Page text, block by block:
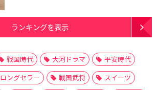
ランキングを表示
戦国時代 大河ドラマ
平安時代
ロングセラー 戦国武将
スイーツ